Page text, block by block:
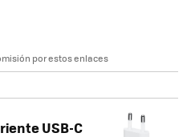
por estos enlaces
USB-C